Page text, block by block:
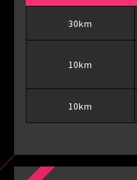
30km
10km
10km